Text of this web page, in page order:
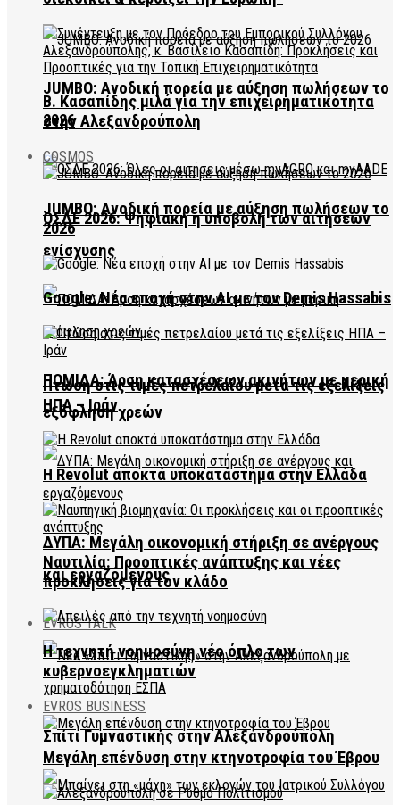
JUMBO: Ανοδική πορεία με αύξηση πωλήσεων το
2026
ΟΣΔΕ 2026: Ψηφιακή η υποβολή των αιτήσεων
ενίσχυσης
ΠΟΜΙΔΑ: Άρση κατασχέσεων ακινήτων με μερική
εξόφληση χρεών
ΔΥΠΑ: Μεγάλη οικονομική στήριξη σε ανέργους
και εργαζόμενους
EVROS TALK
Σπίτι Γυμναστικής στην Αλεξανδρούπολη
Β. Κασαπίδης μιλά για την επιχειρηματικότητα
στην Αλεξανδρούπολη
COSMOS
JUMBO: Ανοδική πορεία με αύξηση πωλήσεων το
2026
Google: Νέα εποχή στην AI με τον Demis Hassabis
Πτώση στις τιμές πετρελαίου μετά τις εξελίξεις
ΗΠΑ – Ιράν
Η Revolut αποκτά υποκατάστημα στην Ελλάδα
Ναυτιλία: Προοπτικές ανάπτυξης και νέες
προκλήσεις για τον κλάδο
Η τεχνητή νοημοσύνη νέο όπλο των
κυβερνοεγκληματιών
EVROS BUSINESS
Μεγάλη επένδυση στην κτηνοτροφία του Έβρου